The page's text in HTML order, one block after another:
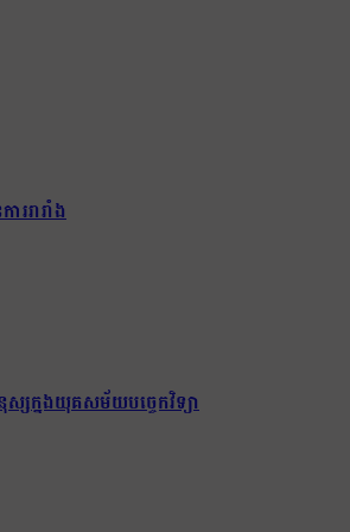
រារាំង
សក្នុងយុគសម័យបច្ចេកវិទ្យា